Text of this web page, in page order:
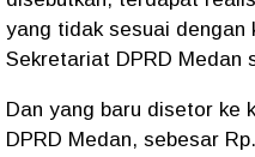
yang tidak sesuai dengan
Sekretariat DPRD Medan
Dan yang baru disetor ke
DPRD Medan, sebesar